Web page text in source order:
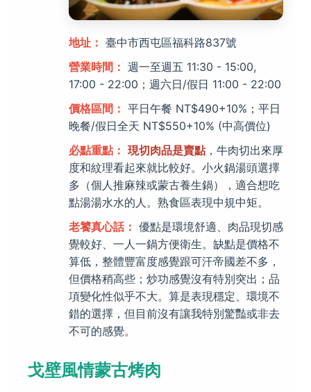
地址： 臺中市西屯區福科路837號
營業時間： 週一至週五 11:30 - 15:00,
17:00 - 22:00；週六日/假日 11:00 - 22:00
價格區間： 平日午餐 NT$490+10%；平日
晚餐/假日全天 NT$550+10% (中高價位)
必點重點： 現切肉品是賣點，牛肉切出來厚
度和紋理看起來就比較好。小火鍋湯頭選擇
多（個人推麻辣或蒙古養生鍋），適合想吃
點湯湯水水的人。熟食區表現中規中矩。
老饕真心話： 優點是環境舒適、肉品現切感
覺較好、一人一鍋方便衛生。缺點是價格不
算低，整體豐富度感覺跟可汗帝國差不多，
但價格稍高些；炒功感覺沒有特別突出；品
項變化性似乎不大。算是表現穩定、環境不
錯的選擇，但目前沒有讓我特別驚豔或非去
不可的感覺。
戈壁風情蒙古烤肉